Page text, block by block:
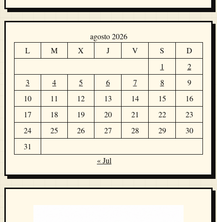
agosto 2026
L
M X J V S
D
1
2
3
4 5 6 7 8
9
10
11 12 13 14 15
16
17
18 19 20 21 22
23
24
25 26 27 28 29
30
31
« Jul